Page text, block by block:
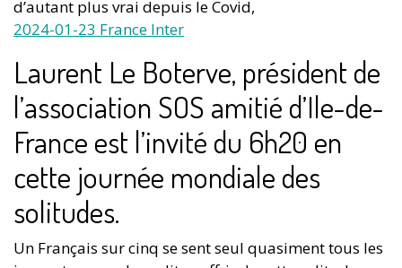
d’autant plus vrai depuis le Covid,
2024-01-23 France Inter
Laurent Le Boterve, président de
l’association SOS amitié d’Ile-de-
France est l’invité du 6h20 en
cette journée mondiale des
solitudes.
Un Français sur cinq se sent seul quasiment tous les